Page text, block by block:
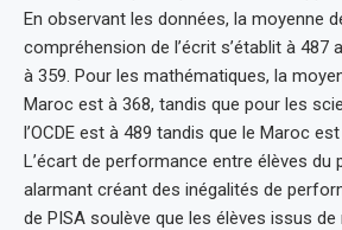
En observant les données, la moyenne
compréhension de l’écrit s’établit à 487
à 359. Pour les mathématiques, la
Maroc est à 368, tandis que pour les
l’OCDE est à 489 tandis que le Maroc
L’écart de performance entre élèves du
alarmant créant des inégalités de
de PISA soulève que les élèves issus